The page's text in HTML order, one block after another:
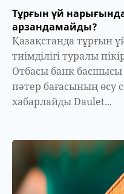
Тұрғын үй
арзандамайды?
Қазақстанда тұрғын
тиімділігі туралы
Отбасы банк
пәтер бағасының өсу
хабарлайды Daulet...